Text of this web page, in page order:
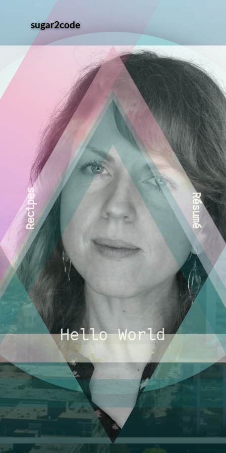
sugar2code
Hello World
Recipes Résumé